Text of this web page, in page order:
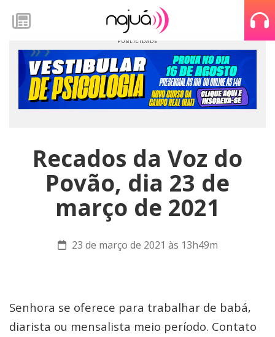
Recados da Voz do
Povão, dia 23 de
março de 2021
23 de março de 2021 às 13h49m
Senhora se oferece para trabalhar de babá,
diarista ou mensalista meio período. Contato